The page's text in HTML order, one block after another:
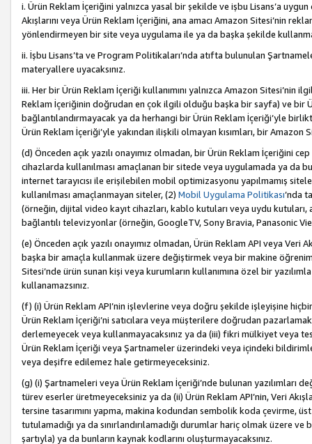
i. Ürün Reklam İçeriğini yalnızca yasal bir şekilde ve işbu Lisans’a uygun
Akışlarını veya Ürün Reklam İçeriğini, ana amacı Amazon Sitesi’nin
yönlendirmeyen bir site veya uygulama ile ya da başka şekilde
ii. İşbu Lisans’ta ve Program Politikaları’nda atıfta bulunulan
materyallere uyacaksınız.
iii. Her bir Ürün Reklam İçeriği kullanımını yalnızca Amazon
Reklam İçeriğinin doğrudan en çok ilgili olduğu başka bir sayfa) ve bir
bağlantılandırmayacak ya da herhangi bir Ürün Reklam İçeriği’yle
Ürün Reklam İçeriği’yle yakından ilişkili olmayan kısımları, bir Amazon
(d) Önceden açık yazılı onayımız olmadan, bir Ürün Reklam İçeriğini
cihazlarda kullanılması amaçlanan bir sitede veya uygulamada ya da
internet tarayıcısı ile erişilebilen mobil optimizasyonu yapılmamış
kullanılması amaçlanmayan siteler, (2) Mobil Uygulama Politikası’nda
(örneğin, dijital video kayıt cihazları, kablo kutuları veya uydu kutuları,
bağlantılı televizyonlar (örneğin, GoogleTV, Sony Bravia, Panasonic
(e) Önceden açık yazılı onayımız olmadan, Ürün Reklam API veya
başka bir amaçla kullanmak üzere değiştirmek veya bir makine
Sitesi’nde ürün sunan kişi veya kurumların kullanımına özel bir
kullanamazsınız.
(f) (i) Ürün Reklam API’nin işlevlerine veya doğru şekilde işleyişine
Ürün Reklam İçeriği’ni satıcılara veya müşterilere doğrudan
derlemeyecek veya kullanmayacaksınız ya da (iii) fikri mülkiyet veya
Ürün Reklam İçeriği veya Şartnameler üzerindeki veya içindeki
veya deşifre edilemez hale getirmeyeceksiniz.
(g) (i) Şartnameleri veya Ürün Reklam İçeriği’nde bulunan
türev eserler üretmeyeceksiniz ya da (ii) Ürün Reklam API’nin, Veri
tersine tasarımını yapma, makina kodundan sembolik koda çevirme,
tutulamadığı ya da sınırlandırılamadığı durumlar hariç olmak üzere
şartıyla) ya da bunların kaynak kodlarını oluşturmayacaksınız.